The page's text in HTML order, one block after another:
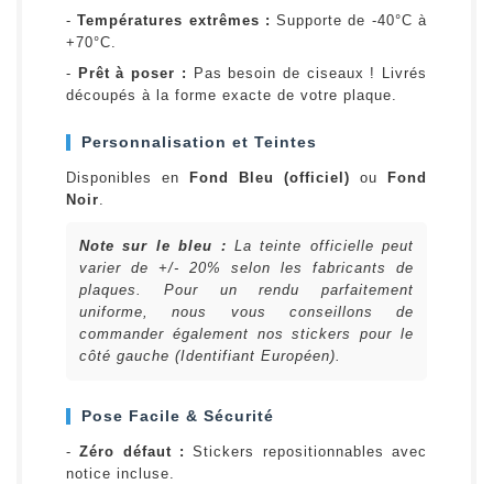
-Températures extrêmes : Supporte de -40°C à
+70°C.
- Prêt à poser :
Pas besoin de ciseaux ! Livrés
découpés à la forme exacte de votre plaque.
Personnalisation et Teintes
Disponibles en Fond Bleu (officiel) ou
Fond
Noir.
Note sur le bleu : La teinte officielle peut
varier de +/- 20% selon les fabricants de
plaques. Pour un rendu parfaitement
uniforme, nous vous conseillons de
commander également nos stickers pour le
côté gauche (Identifiant Européen).
Pose Facile & Sécurité
-Zéro défaut : Stickers repositionnables avec
notice incluse.